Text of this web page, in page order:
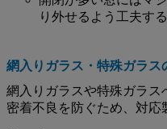
り外せるよう工夫す
網入りガラス・特殊ガラス
網入りガラスや特殊ガラス
密着不良を防ぐため、対応